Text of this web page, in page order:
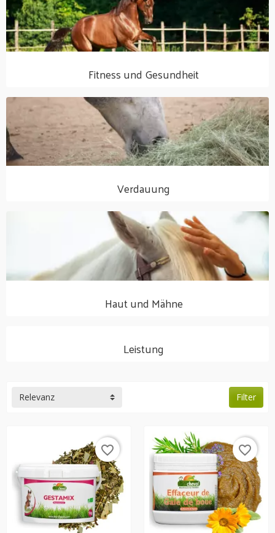
Fitness und Gesundheit
Verdauung
Haut und Mähne
Leistung
Filter
Relevanz
favorite_border favorite_border